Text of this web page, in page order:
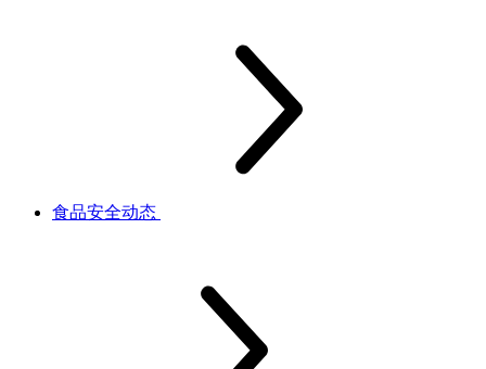
食品安全动态